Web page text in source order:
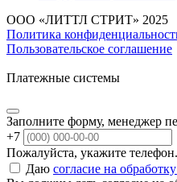
ООО «ЛИТТЛ СТРИТ» 2025
Политика
Пользовательское соглашение
Платежные системы
Заполните форму, менеджер
+7
Пожалуйста, укажите телефон.
Даю согласие на